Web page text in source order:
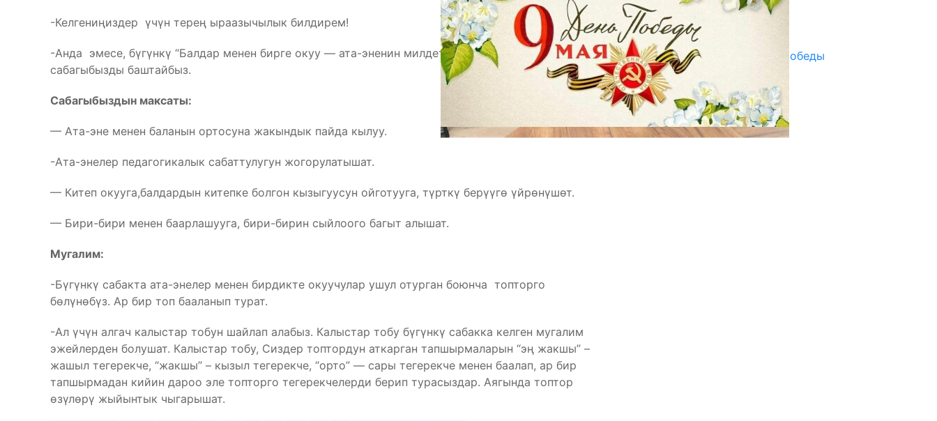
-Келгениңиздер үчүн терең ыраазычылык билдирем!
-Анда эмесе, бүгүнкү “Балдар менен бирге окуу — ата-эненин милдети!” деген темадагы
сабагыбызды баштайбыз.
Сабагыбыздын максаты:
— Ата-эне менен баланын ортосуна жакындык пайда кылуу.
-Ата-энелер педагогикалык сабаттулугун жогорулатышат.
— Китеп окууга,балдардын китепке болгон кызыгуусун ойготууга, түрткү берүүгө үйрөнүшөт.
— Бири-бири менен баарлашууга, бири-бирин сыйлоого багыт алышат.
Мугалим:
-Бүгүнкү сабакта ата-энелер менен бирдикте окуучулар ушул отурган боюнча топторго
бөлүнөбүз. Ар бир топ бааланып турат.
-Ал үчүн алгач калыстар тобун шайлап алабыз. Калыстар тобу бүгүнкү сабакка келген мугалим
эжейлерден болушат. Калыстар тобу, Сиздер топтордун аткарган тапшырмаларын “эң жакшы” –
жашыл тегерекче, “жакшы” – кызыл тегерекче, “орто” — сары тегерекче менен баалап, ар бир
тапшырмадан кийин дароо эле топторго тегерекчелерди берип турасыздар. Аягында топтор
өзүлөрү жыйынтык чыгарышат.
Улуу Жеңиштин жандуу сөзү
29.04.2025
Награды в преддверии Дня Победы
29.04.2025